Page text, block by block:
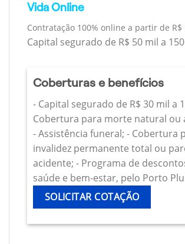
Vida Online
Contratação 100% online a partir de R$
Capital segurado de R$ 50 mil a
Coberturas e benefícios
- Capital segurado de R$ 30 mil a
Cobertura para morte natural ou
- Assistência funeral; - Cobertura
invalidez permanente total ou
acidente; - Programa de
saúde e bem-estar, pelo Porto
SOLICITAR COTAÇÃO